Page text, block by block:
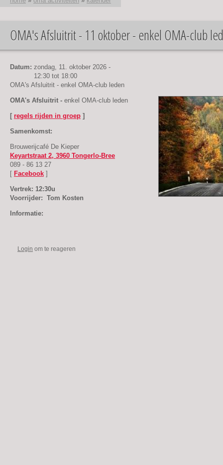
U bent hier
OMA's Afsluitrit - 11 oktober - enkel OMA-club
Datum: zondag, 11. oktober 2026 -
12:30 tot 18:00
OMA's Afsluitrit - enkel OMA-club leden
OMA's Afsluitrit - enkel OMA-club leden
[ regels rijden in groep ]
Samenkomst:
Brouwerijcafé De Kieper
Keyartstraat 2, 3960 Tongerlo-Bree
089 - 86 13 27
[ Facebook ]
Vertrek: 12:30u
Voorrijder: Tom Kosten
Informatie:
Login om te reageren